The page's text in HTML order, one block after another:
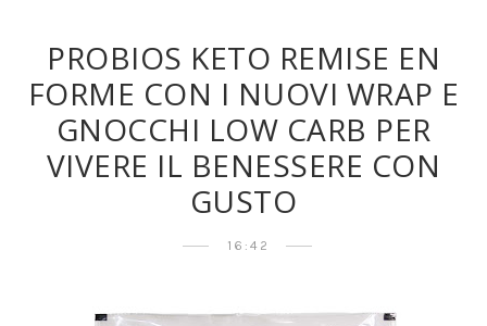
PROBIOS KETO REMISE EN
FORME CON I NUOVI WRAP E
GNOCCHI LOW CARB PER
VIVERE IL BENESSERE CON
GUSTO
16:42